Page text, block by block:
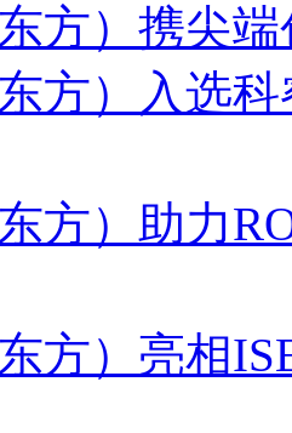
方）携尖
方）入选
方）助力
方）亮相